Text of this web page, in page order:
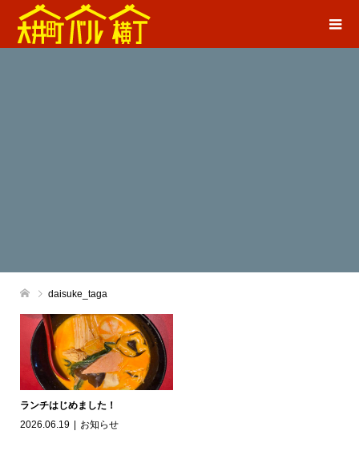
daisuke_taga
ランチはじめました！
2026.06.19
お知らせ